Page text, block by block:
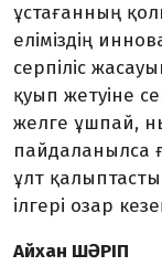
ұстағанның
еліміздің
серпіліс
қуып жетуіне
желге ұшпай,
пайдаланылса
ұлт
ілгері озар
Айхан ШӘРІП